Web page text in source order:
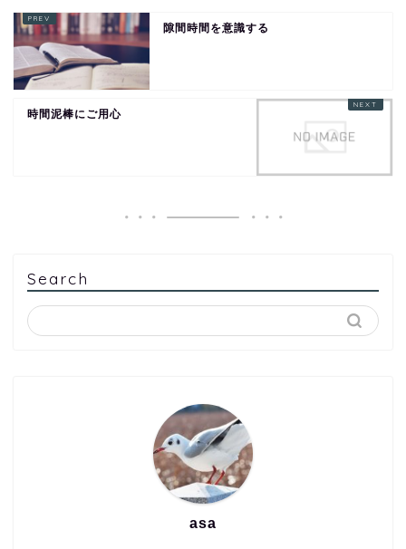
隙間時間を意識する
時間泥棒にご用心
Search
asa